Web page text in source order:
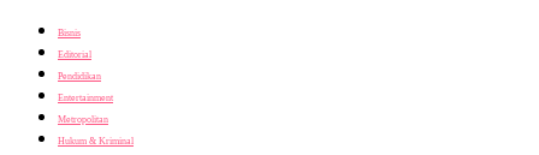
Bisnis
Editorial
Pendidikan
Entertainment
Metropolitan
Hukum & Kriminal